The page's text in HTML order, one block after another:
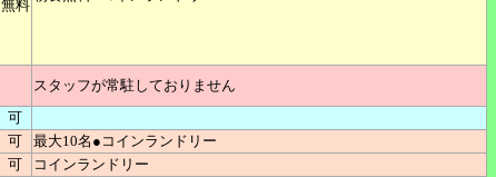
無料
スタッフが常駐しておりません
可
可
最大10名●コインランドリー
可
コインランドリー